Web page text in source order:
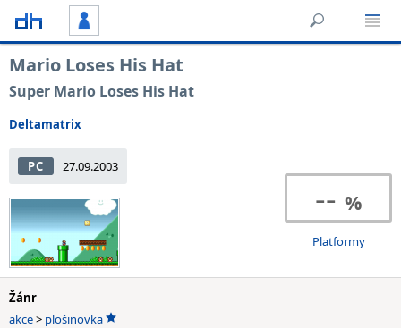
Mario Loses His Hat
Super Mario Loses His Hat
Deltamatrix
PC 27.09.2003
--
Platformy
Žánr
akce> plošinovka